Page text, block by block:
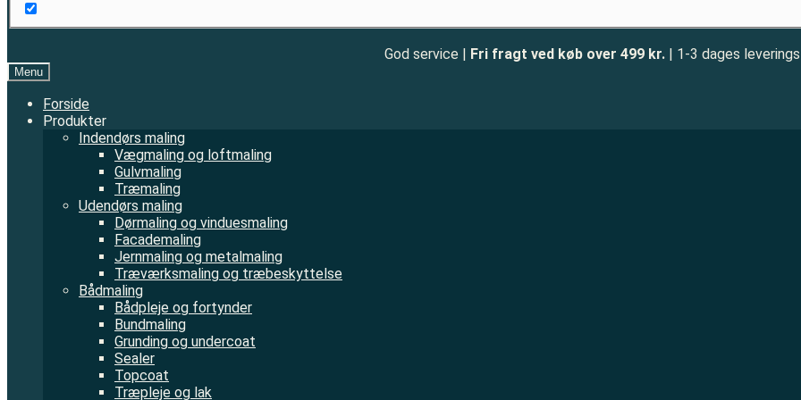
God service | Fri fragt ved køb over 499 kr. | 1-3 dages
Menu
Forside
Produkter
Indendørs maling
Vægmaling og loftmaling
Gulvmaling
Træmaling
Udendørs maling
Dørmaling og vinduesmaling
Facademaling
Jernmaling og metalmaling
Træværksmaling og træbeskyttelse
Bådmaling
Bådpleje og fortynder
Bundmaling
Grunding og undercoat
Sealer
Topcoat
Træpleje og lak